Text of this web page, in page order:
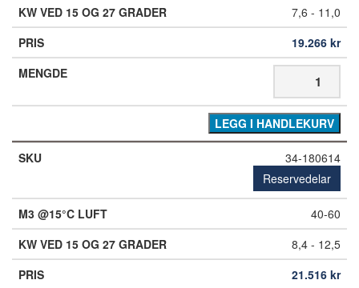
7,6 - 11,0
19.266 kr
LEGG I HANDLEKURV
34-180614
Reservedelar
40-60
8,4 - 12,5
21.516 kr